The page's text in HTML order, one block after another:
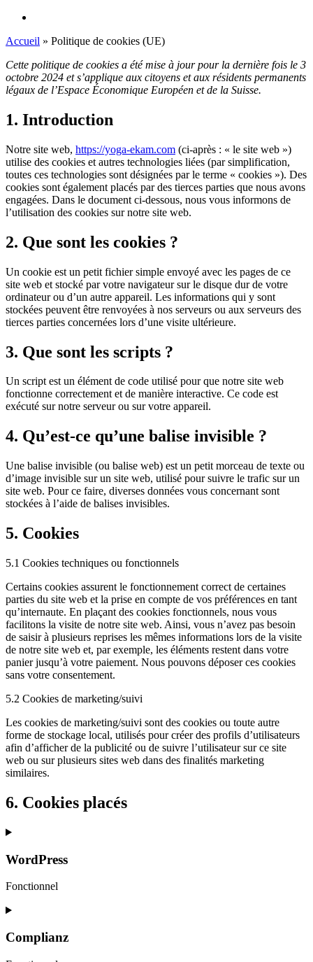
Accueil » Politique de cookies (UE)
Cette politique de cookies a été mise à jour pour la dernière fois le 3
octobre 2024 et s’applique aux citoyens et aux résidents permanents
légaux de l’Espace Économique Européen et de la Suisse.
1. Introduction
Notre site web, https://yoga-ekam.com (ci-après : « le site web »)
utilise des cookies et autres technologies liées (par simplification,
toutes ces technologies sont désignées par le terme « cookies »). Des
cookies sont également placés par des tierces parties que nous avons
engagées. Dans le document ci-dessous, nous vous informons de
l’utilisation des cookies sur notre site web.
2. Que sont les cookies ?
Un cookie est un petit fichier simple envoyé avec les pages de ce
site web et stocké par votre navigateur sur le disque dur de votre
ordinateur ou d’un autre appareil. Les informations qui y sont
stockées peuvent être renvoyées à nos serveurs ou aux serveurs des
tierces parties concernées lors d’une visite ultérieure.
3. Que sont les scripts ?
Un script est un élément de code utilisé pour que notre site web
fonctionne correctement et de manière interactive. Ce code est
exécuté sur notre serveur ou sur votre appareil.
4. Qu’est-ce qu’une balise invisible ?
Une balise invisible (ou balise web) est un petit morceau de texte ou
d’image invisible sur un site web, utilisé pour suivre le trafic sur un
site web. Pour ce faire, diverses données vous concernant sont
stockées à l’aide de balises invisibles.
5. Cookies
5.1 Cookies techniques ou fonctionnels
Certains cookies assurent le fonctionnement correct de certaines
parties du site web et la prise en compte de vos préférences en tant
qu’internaute. En plaçant des cookies fonctionnels, nous vous
facilitons la visite de notre site web. Ainsi, vous n’avez pas besoin
de saisir à plusieurs reprises les mêmes informations lors de la visite
de notre site web et, par exemple, les éléments restent dans votre
panier jusqu’à votre paiement. Nous pouvons déposer ces cookies
sans votre consentement.
5.2 Cookies de marketing/suivi
Les cookies de marketing/suivi sont des cookies ou toute autre
forme de stockage local, utilisés pour créer des profils d’utilisateurs
afin d’afficher de la publicité ou de suivre l’utilisateur sur ce site
web ou sur plusieurs sites web dans des finalités marketing
similaires.
6. Cookies placés
WordPress
Fonctionnel
Consent
service
wordpress
Complianz